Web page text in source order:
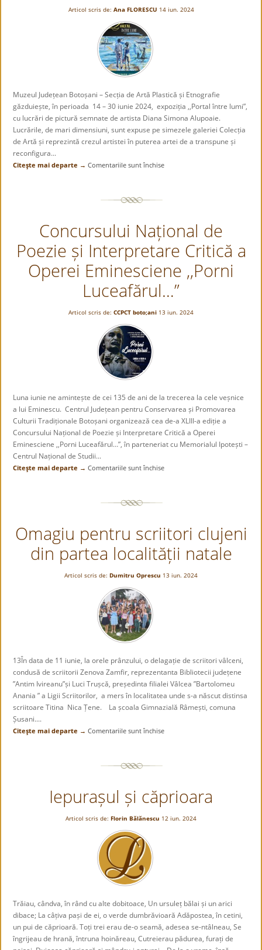
Articol scris de: Ana FLORESCU 14 iun. 2024
Muzeul Județean Botoșani – Secția de Artă Plastică și Etnografie
găzduiește, în perioada 14 – 30 iunie 2024, expoziția ,,Portal între lumi”,
cu lucrări de pictură semnate de artista Diana Simona Alupoaie.
Lucrările, de mari dimensiuni, sunt expuse pe simezele galeriei Colecția
de Artă și reprezintă crezul artistei în puterea artei de a transpune și
reconfigura...
Citeşte mai departe → Comentariile sunt închise
cu
lucrări
de
pictură
semnate
artista
Simona
Concursului Național de
Poezie și Interpretare Critică a
Operei Eminesciene ,,Porni
Luceafărul…”
Articol scris de: CCPCT boto;ani 13 iun. 2024
Luna iunie ne amintește de cei 135 de ani de la trecerea la cele veșnice
a lui Eminescu. Centrul Județean pentru Conservarea și Promovarea
Culturii Tradiționale Botoșani organizează cea de-a XLIII-a ediție a
Concursului Național de Poezie și Interpretare Critică a Operei
Eminesciene ,,Porni Luceafărul…”, în parteneriat cu Memorialul Ipotești –
Centrul Național de Studii...
Citeşte mai departe → Comentariile sunt închise
și
Interpretare
Critică
a
Operei
Omagiu pentru scriitori clujeni
din partea localității natale
Articol scris de: Dumitru Oprescu 13 iun. 2024
13În data de 11 iunie, la orele prânzului, o delagație de scriitori vâlceni,
condusă de scriitorii Zenova Zamfir, reprezentanta Bibliotecii județene
”Antim Ivireanu”și Luci Trușcă, președinta filialei Vâlcea ”Bartolomeu
Anania ” a Ligii Scriitorilor, a mers în localitatea unde s-a născut distinsa
scriitoare Titina Nica Țene. La școala Gimnazială Râmești, comuna
Șusani....
Citeşte mai departe → Comentariile sunt închise
partea
Iepurașul și căprioara
Articol scris de: Florin Bălănescu 12 iun. 2024
Trăiau, cândva, în rând cu alte dobitoace, Un ursuleț bălai și un arici
dibace; La câțiva pași de ei, o verde dumbrăvioară Adăpostea, în cetini,
un pui de căprioară. Toți trei erau de-o seamă, adesea se-ntâlneau, Se
îngrijeau de hrană, întruna hoinăreau, Cutreierau pădurea, furați de